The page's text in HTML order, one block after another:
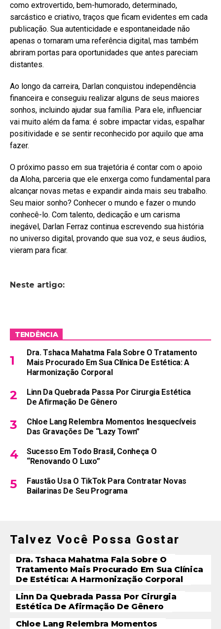
como extrovertido, bem-humorado, determinado,
sarcástico e criativo, traços que ficam evidentes em cada
publicação. Sua autenticidade e espontaneidade não
apenas o tornaram uma referência digital, mas também
abriram portas para oportunidades que antes pareciam
distantes.
Ao longo da carreira, Darlan conquistou independência
financeira e conseguiu realizar alguns de seus maiores
sonhos, incluindo ajudar sua família. Para ele, influenciar
vai muito além da fama: é sobre impactar vidas, espalhar
positividade e se sentir reconhecido por aquilo que ama
fazer.
O próximo passo em sua trajetória é contar com o apoio
da Aloha, parceria que ele enxerga como fundamental para
alcançar novas metas e expandir ainda mais seu trabalho.
Seu maior sonho? Conhecer o mundo e fazer o mundo
conhecê-lo. Com talento, dedicação e um carisma
inegável, Darlan Ferraz continua escrevendo sua história
no universo digital, provando que sua voz, e seus áudios,
vieram para ficar.
Neste artigo:
TENDÊNCIA
Dra. Tshaca Mahatma Fala Sobre O Tratamento
Mais Procurado Em Sua Clínica De Estética: A
Harmonização Corporal
Linn Da Quebrada Passa Por Cirurgia Estética
De Afirmação De Gênero
Chloe Lang Relembra Momentos Inesquecíveis
Das Gravações De “Lazy Town”
Sucesso Em Todo Brasil, Conheça O
“Renovando O Luxo”
Faustão Usa O TikTok Para Contratar Novas
Bailarinas De Seu Programa
Talvez Você Possa Gostar
Dra. Tshaca Mahatma Fala Sobre O
Tratamento Mais Procurado Em Sua Clínica
De Estética: A Harmonização Corporal
Linn Da Quebrada Passa Por Cirurgia
Estética De Afirmação De Gênero
Chloe Lang Relembra Momentos